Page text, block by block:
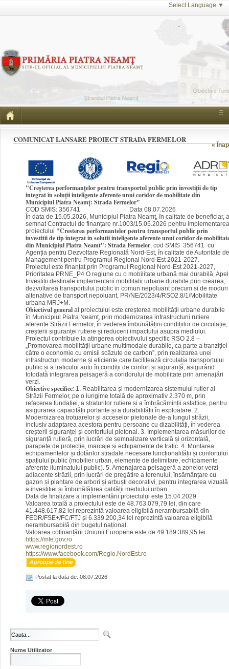
Select Language ▼
☰
«
COMUNICAT LANSARE PROIECT STRADA FERMELOR
"Creșterea performanțelor pentru transportul public prin investiții de tip
integrat în soluții inteligente aferente unui coridor de mobilitate din
Municipiul Piatra Neamț: Strada Fermelor"
COD SMIS: 356741 Data 08.07.2026
În data de 15.05.2026, Municipiul Piatra Neamț, în calitate de beneficiar, a
semnat Contractul de finanțare nr.1003/15.05.2026 pentru implementarea
proiectului "Cresterea performantelor pentru transportul public prin
investitii de tip integrat in solutii inteligente aferente unui coridor de
din Municipiul Piatra Neamt": Strada Fermelor, cod SMIS 356741 cu
Agenția pentru Dezvoltare Regională Nord-Est, în calitate de Autoritate de
Management pentru Programul Regional Nord-Est 2021-2027.
Proiectul este finanțat prin Programul Regional Nord-Est 2021-2027,
Prioritatea PRNE_P4 O regiune cu o mobilitate urbană mai durabilă,
Investiții destinate implementarii mobilitatii urbane durabile prin crearea,
dezvoltarea transportului public in comun nepoluant precum si de moduri
altenative de transport nepoluant, PR/NE/2023/4/RSO2.8/1/Mobilitate
urbana MRJ+M.
Obiectivul general al proiectului este creșterea mobilității urbane durabile
în Municipiul Piatra Neamț, prin modernizarea infrastructurii rutiere
aferente Străzii Fermelor, în vederea îmbunătățirii condițiilor de circulație,
creșterii siguranței rutiere și reducerii impactului asupra mediului.
Proiectul contribuie la atingerea obiectivului specific RSO 2.8 –
„Promovarea mobilității urbane multimodale durabile, ca parte a tranziției
către o economie cu emisii scăzute de carbon”, prin realizarea unei
infrastructuri moderne și eficiente care facilitează circulația transportului
public și a traficului auto în condiții de confort și siguranță, asigurând
totodată integrarea peisageră a coridorului de mobilitate prin amenajări
verzi.
Obiective specifice: 1. Reabilitarea și modernizarea sistemului rutier al
Străzii Fermelor, pe o lungime totală de aproximativ 2.370 m, prin
refacerea fundației, a straturilor rutiere și a îmbrăcăminții asfaltice, pentru
asigurarea capacității portante și a durabilității în exploatare. 2.
Modernizarea trotuarelor și acceselor pietonale de-a lungul străzii,
inclusiv adaptarea acestora pentru persoane cu dizabilități, în vederea
creșterii siguranței și confortului pietonal. 3. Implementarea măsurilor de
siguranță rutieră, prin lucrări de semnalizare verticală și orizontală,
parapete de protecție, marcaje și echipamente de trafic. 4. Montarea
echipamentelor și dotărilor stradale necesare funcționalității și confortului
spațiului public (mobilier urban, elemente de delimitare, echipamente
aferente iluminatului public). 5. Amenajarea peisageră a zonelor verzi
adiacente străzii, prin lucrări de pregătire a terenului, însămânțare cu
gazon și plantare de arbori și arbuști decorativi, pentru integrarea vizuală
a investiției și îmbunătățirea calității mediului urban.
Data de finalizare a implementării proiectului este 15.04.2029.
Valoarea totală a proiectului este de 48.763.079,79 lei, din care
41.448.617,82 lei reprezintă valoarea eligibilă nerambursabilă din
FEDR/FSE+/FC/FTJ și 6.339.200,34 lei reprezintă valoarea eligibilă
nerambursabilă din bugetul național.
Valoarea cofinanțării Uniunii Europene este de 49.189.389,95 lei.
https://mfe.gov.ro
www.regionordest.ro
https://www.facebook.com/Regio.NordEst.ro
Postat la data de: 08.07.2026
Nume Utilizator